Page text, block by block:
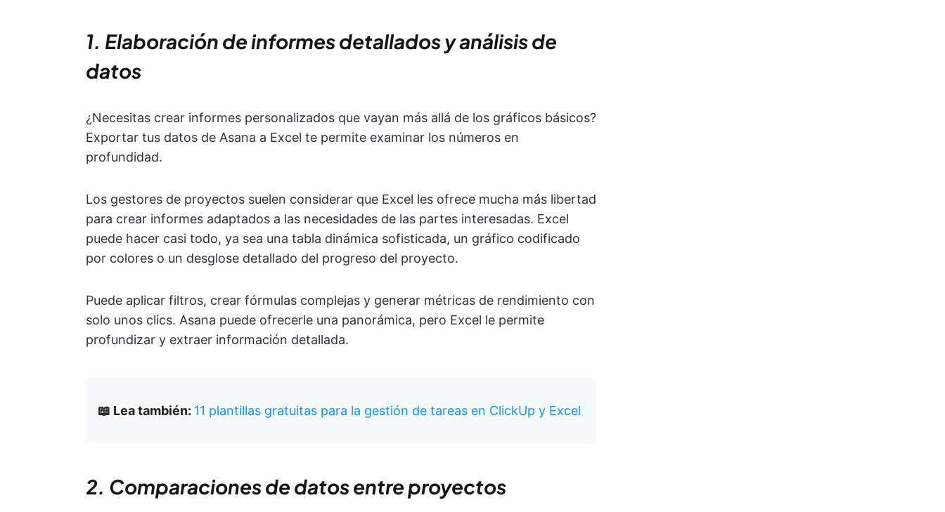
1. Elaboración de informes detallados y análisis de
datos
¿Necesitas crear informes personalizados que vayan más allá de los gráficos básicos?
Exportar tus datos de Asana a Excel te permite examinar los números en
profundidad.
Los gestores de proyectos suelen considerar que Excel les ofrece mucha más libertad
para crear informes adaptados a las necesidades de las partes interesadas. Excel
puede hacer casi todo, ya sea una tabla dinámica sofisticada, un gráfico codificado
por colores o un desglose detallado del progreso del proyecto.
Puede aplicar filtros, crear fórmulas complejas y generar métricas de rendimiento con
solo unos clics. Asana puede ofrecerle una panorámica, pero Excel le permite
profundizar y extraer información detallada.
📖 Lea también: 11 plantillas gratuitas para la gestión de tareas en ClickUp y Excel
2. Comparaciones de datos entre proyectos